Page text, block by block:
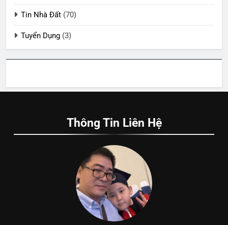
Tin Nhà Đất (70)
Tuyển Dụng (3)
Thông Tin Liên Hệ